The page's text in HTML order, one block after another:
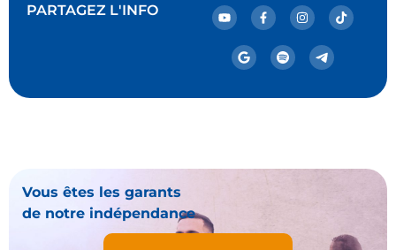
PARTAGEZ L'INFO
Vous êtes les garants
de notre indépendance